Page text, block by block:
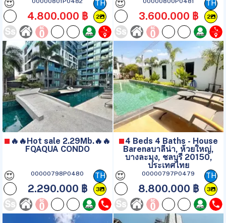
😍
4.800.000 ฿
TH
2
😍
3.600.000 ฿
TH
2
🔥🔥Hot sale 2.29Mb.🔥🔥
FQAQUA CONDO
😍 00000798P0480
2.290.000 ฿
TH
3
4 Beds 4 Baths - House
Barenaบาลีน่า, ห้วยใหญ่,
บางละมุง, ชลบุรี 20150,
ประเทศไทย
😍 00000797P0479
8.800.000 ฿
TH
3